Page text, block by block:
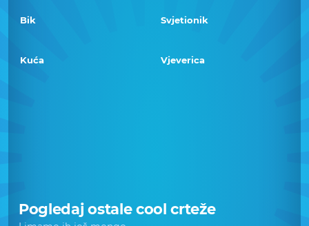
Bik Svjetionik
Kuća Vjeverica
Pogledaj ostale cool crteže